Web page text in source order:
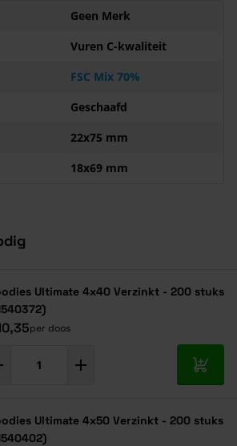
bouw. Er is geen enkele houtsoort in
kunnen we, als houthandel met
Neem contact op met de
geïmporteerd uit Scandinavië en het
Rusland), maar ook uit Midden-
omdat daar de bomen trager
is het hout en hoe beter is het
Geen Merk
Vuren C-kwaliteit
FSC Mix 70%
Geschaafd
22x75 mm
18x69 mm
Ultimate 4x40 Verzinkt - 200 stuks
per doos
In
Ultimate 4x50 Verzinkt - 200 stuks